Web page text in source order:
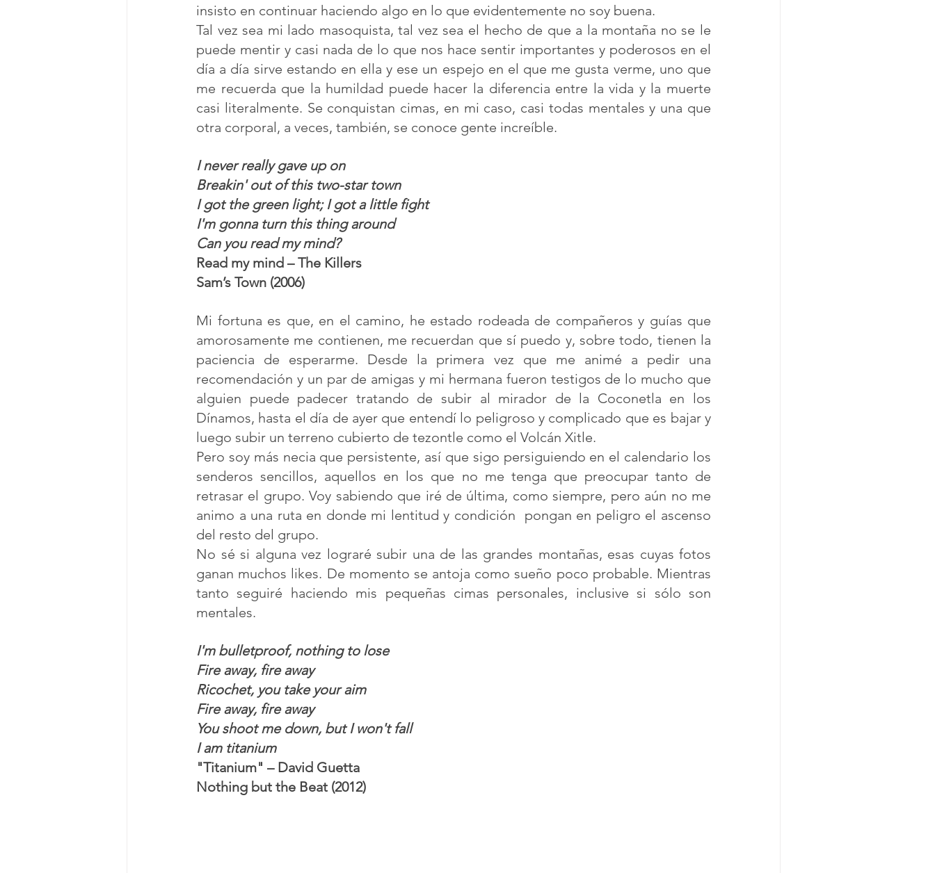
insisto en continuar haciendo algo en lo que evidentemente no soy buena.
Tal vez sea mi lado masoquista, tal vez sea el hecho de que a la montaña no se le
puede mentir y casi nada de lo que nos hace sentir importantes y poderosos en el
día a día sirve estando en ella y ese un espejo en el que me gusta verme, uno que
me recuerda que la humildad puede hacer la diferencia entre la vida y la muerte
casi literalmente. Se conquistan cimas, en mi caso, casi todas mentales y una que
otra corporal, a veces, también, se conoce gente increíble.
I never really gave up on
Breakin' out of this two-star town
I got the green light; I got a little fight
I'm gonna turn this thing around
Can you read my mind?
Read my mind – The Killers
Sam’s Town (2006)
Mi fortuna es que, en el camino, he estado rodeada de compañeros y guías que
amorosamente me contienen, me recuerdan que sí puedo y, sobre todo, tienen la
paciencia de esperarme. Desde la primera vez que me animé a pedir una
recomendación y un par de amigas y mi hermana fueron testigos de lo mucho que
alguien puede padecer tratando de subir al mirador de la Coconetla en los
Dínamos, hasta el día de ayer que entendí lo peligroso y complicado que es bajar y
luego subir un terreno cubierto de tezontle como el Volcán Xitle.
Pero soy más necia que persistente, así que sigo persiguiendo en el calendario los
senderos sencillos, aquellos en los que no me tenga que preocupar tanto de
retrasar el grupo. Voy sabiendo que iré de última, como siempre, pero aún no me
animo a una ruta en donde mi lentitud y condición  pongan en peligro el ascenso
del resto del grupo.
No sé si alguna vez lograré subir una de las grandes montañas, esas cuyas fotos
ganan muchos likes. De momento se antoja como sueño poco probable. Mientras
tanto seguiré haciendo mis pequeñas cimas personales, inclusive si sólo son
mentales.
I'm bulletproof, nothing to lose
Fire away, fire away
Ricochet, you take your aim
Fire away, fire away
You shoot me down, but I won't fall
I am titanium
"Titanium" – David Guetta
Nothing but the Beat (2012)